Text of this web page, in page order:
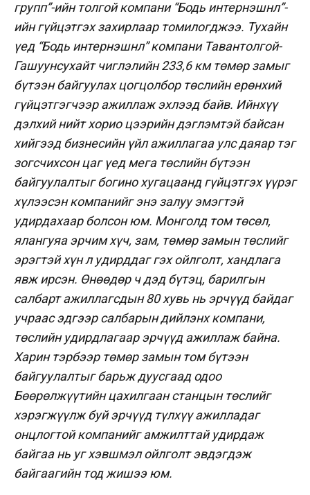
групп”-ийн толгой компани “Бодь интернэшнл”-
ийн гүйцэтгэх захирлаар томилогджээ. Тухайн
үед “Бодь интернэшнл” компани Тавантолгой-
Гашуунсухайт чиглэлийн 233,6 км төмөр замыг
бүтээн байгуулах цогцолбор төслийн ерөнхий
гүйцэтгэгчээр ажиллаж эхлээд байв. Ийнхүү
дэлхий нийт хорио цээрийн дэглэмтэй байсан
хийгээд бизнесийн үйл ажиллагаа улс даяар тэг
зогсчихсон цаг үед мега төслийн бүтээн
байгуулалтыг богино хугацаанд гүйцэтгэх үүрэг
хүлээсэн компанийг энэ залуу эмэгтэй
удирдахаар болсон юм. Монголд том төсөл,
ялангуяа эрчим хүч, зам, төмөр замын төслийг
эрэгтэй хүн л удирддаг гэх ойлголт, хандлага
явж ирсэн. Өнөөдөр ч дэд бүтэц, барилгын
салбарт ажиллагсдын 80 хувь нь эрчүүд байдаг
учраас эдгээр салбарын дийлэнх компани,
төслийн удирдлагаар эрчүүд ажиллаж байна.
Харин тэрбээр төмөр замын том бүтээн
байгуулалтыг барьж дуусгаад одоо
Бөөрөлжүүтийн цахилгаан станцын төслийг
хэрэгжүүлж буй эрчүүд түлхүү ажилладаг
онцлогтой компанийг амжилттай удирдаж
байгаа нь уг хэвшмэл ойлголт эвдэгдэж
байгаагийн тод жишээ юм.